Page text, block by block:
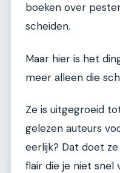
boeken over
scheiden.
Maar hier is het
meer alleen die
Ze is uitgegroeid
gelezen auteurs
eerlijk? Dat doet
flair die je niet snel